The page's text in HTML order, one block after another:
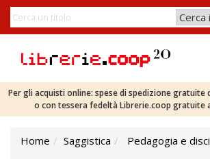
Per gli acquisti online: spese di spedizione gratuite
o con tessera fedeltà Librerie.coop gratuite
Home Saggistica
Pedagogia e